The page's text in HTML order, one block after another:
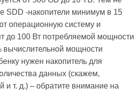
SDD -накопители минимум в 15
операционную систему и
до 100 Вт потребляемой мощности
вычислительной мощности
нужен накопитель для
данных (скажем,
т. д.) – обратите внимание на